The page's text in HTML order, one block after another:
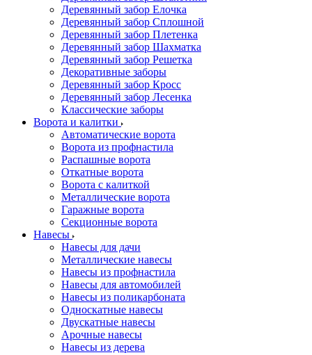
Деревянный забор Елочка
Деревянный забор Сплошной
Деревянный забор Плетенка
Деревянный забор Шахматка
Деревянный забор Решетка
Декоративные заборы
Деревянный забор Кросс
Деревянный забор Лесенка
Классические заборы
Ворота и калитки
Автоматические ворота
Ворота из профнастила
Распашные ворота
Откатные ворота
Ворота с калиткой
Металлические ворота
Гаражные ворота
Секционные ворота
Навесы
Навесы для дачи
Металлические навесы
Навесы из профнастила
Навесы для автомобилей
Навесы из поликарбоната
Односкатные навесы
Двускатные навесы
Арочные навесы
Навесы из дерева